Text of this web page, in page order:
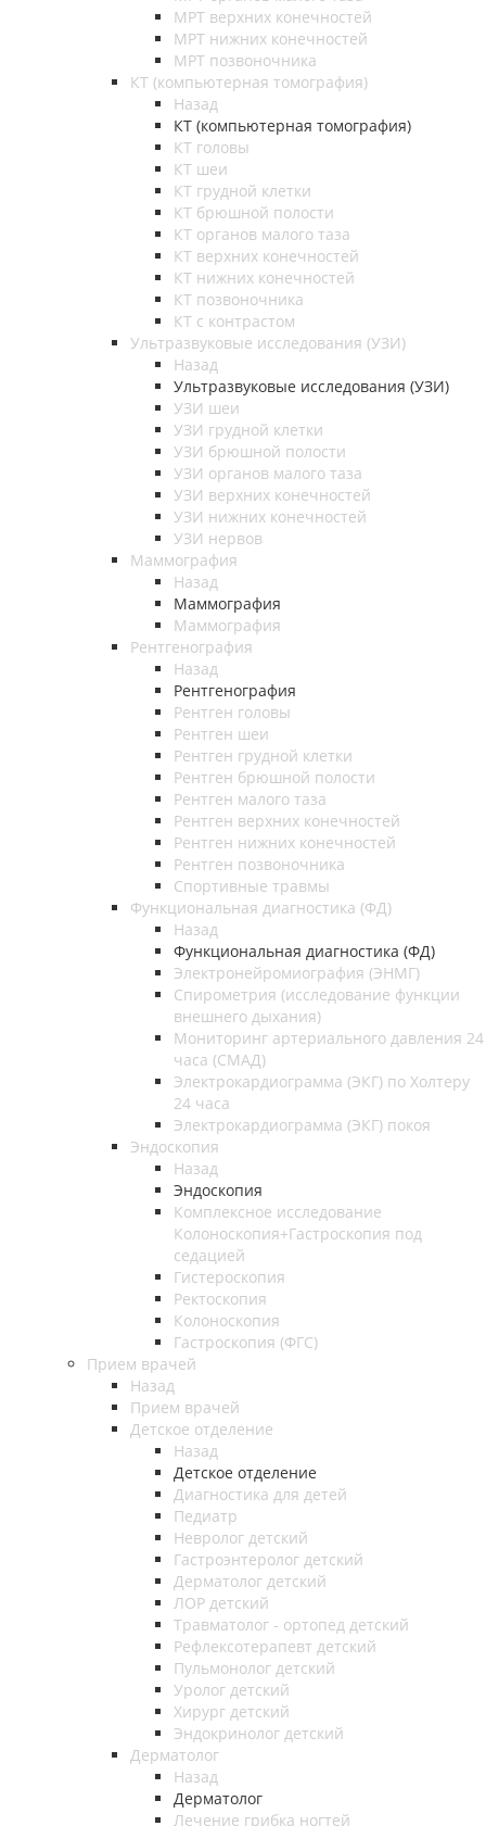
МРТ верхних конечностей
МРТ нижних конечностей
МРТ позвоночника
КТ (компьютерная томография)
Назад
КТ (компьютерная томография)
КТ головы
КТ шеи
КТ грудной клетки
КТ брюшной полости
КТ органов малого таза
КТ верхних конечностей
КТ нижних конечностей
КТ позвоночника
КТ с контрастом
Ультразвуковые исследования (УЗИ)
Назад
Ультразвуковые исследования (УЗИ)
УЗИ шеи
УЗИ грудной клетки
УЗИ брюшной полости
УЗИ органов малого таза
УЗИ верхних конечностей
УЗИ нижних конечностей
УЗИ нервов
Маммография
Назад
Маммография
Маммография
Рентгенография
Назад
Рентгенография
Рентген головы
Рентген шеи
Рентген грудной клетки
Рентген брюшной полости
Рентген малого таза
Рентген верхних конечностей
Рентген нижних конечностей
Рентген позвоночника
Спортивные травмы
Функциональная диагностика (ФД)
Назад
Функциональная диагностика (ФД)
Электронейромиография (ЭНМГ)
Спирометрия (исследование функции
внешнего дыхания)
Мониторинг артериального давления 24
часа (СМАД)
Электрокардиограмма (ЭКГ) по Холтеру
24 часа
Электрокардиограмма (ЭКГ) покоя
Эндоскопия
Назад
Эндоскопия
Комплексное исследование
Колоноскопия+Гастроскопия под
седацией
Гистероскопия
Ректоскопия
Колоноскопия
Гастроскопия (ФГС)
Прием врачей
Назад
Прием врачей
Детское отделение
Назад
Детское отделение
Диагностика для детей
Педиатр
Невролог детский
Гастроэнтеролог детский
Дерматолог детский
ЛОР детский
Травматолог - ортопед детский
Рефлексотерапевт детский
Пульмонолог детский
Уролог детский
Хирург детский
Эндокринолог детский
Дерматолог
Назад
Дерматолог
Лечение грибка ногтей